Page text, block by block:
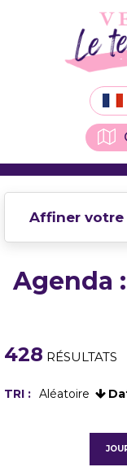
Affiner votre
Agenda
428 RÉSULTATS
TRI : Aléatoire